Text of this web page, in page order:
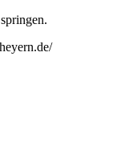
springen.